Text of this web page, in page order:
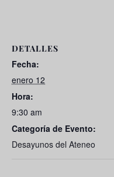
DETALLES
Fecha:
enero 12
Hora:
9:30 am
Categoría de Evento:
Desayunos del Ateneo